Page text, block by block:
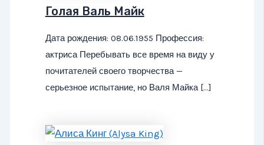
Голая Валь Майк
Дата рождения: 08.06.1955 Профессия:
актриса Перебывать все время на виду у
почитателей своего творчества —
серьезное испытание, но Валя Майка […]